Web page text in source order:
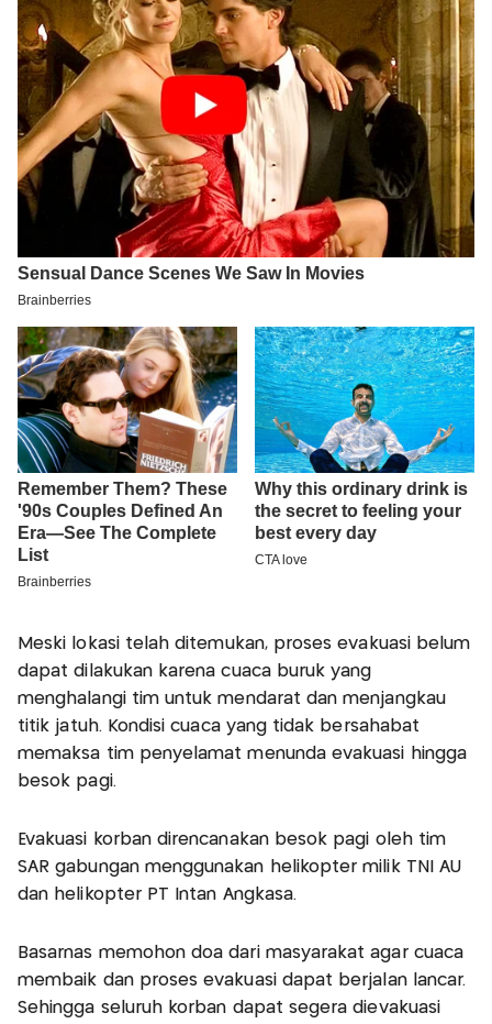
Meski lokasi telah ditemukan, proses evakuasi belum
dapat dilakukan karena cuaca buruk yang
menghalangi tim untuk mendarat dan menjangkau
titik jatuh. Kondisi cuaca yang tidak bersahabat
memaksa tim penyelamat menunda evakuasi hingga
besok pagi.
Evakuasi korban direncanakan besok pagi oleh tim
SAR gabungan menggunakan helikopter milik TNI AU
dan helikopter PT Intan Angkasa.
Basarnas memohon doa dari masyarakat agar cuaca
membaik dan proses evakuasi dapat berjalan lancar.
Sehingga seluruh korban dapat segera dievakuasi